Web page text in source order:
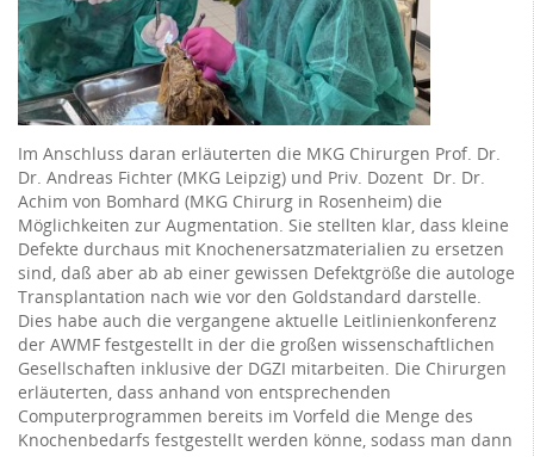
Im Anschluss daran erläuterten die MKG Chirurgen Prof. Dr.
Dr. Andreas Fichter (MKG Leipzig) und Priv. Dozent Dr. Dr.
Achim von Bomhard (MKG Chirurg in Rosenheim) die
Möglichkeiten zur Augmentation. Sie stellten klar, dass kleine
Defekte durchaus mit Knochenersatzmaterialien zu ersetzen
sind, daß aber ab ab einer gewissen Defektgröße die autologe
Transplantation nach wie vor den Goldstandard darstelle.
Dies habe auch die vergangene aktuelle Leitlinienkonferenz
der AWMF festgestellt in der die großen wissenschaftlichen
Gesellschaften inklusive der DGZI mitarbeiten. Die Chirurgen
erläuterten, dass anhand von entsprechenden
Computerprogrammen bereits im Vorfeld die Menge des
Knochenbedarfs festgestellt werden könne, sodass man dann